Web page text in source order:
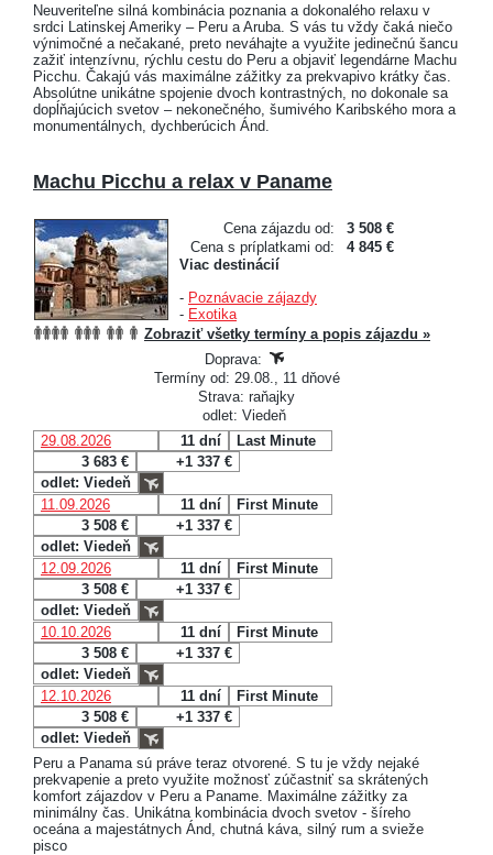
Neuveriteľne silná kombinácia poznania a dokonalého relaxu v
srdci Latinskej Ameriky – Peru a Aruba. S vás tu vždy čaká niečo
výnimočné a nečakané, preto neváhajte a využite jedinečnú šancu
zažiť intenzívnu, rýchlu cestu do Peru a objaviť legendárne Machu
Picchu. Čakajú vás maximálne zážitky za prekvapivo krátky čas.
Absolútne unikátne spojenie dvoch kontrastných, no dokonale sa
dopĺňajúcich svetov – nekonečného, šumivého Karibského mora a
monumentálnych, dychberúcich Ánd.
Machu Picchu a relax v Paname
Cena zájazdu od:
3 508 €
Cena s príplatkami od:
4 845 €
Viac destinácií
- Poznávacie zájazdy
- Exotika
Zobraziť všetky termíny a popis zájazdu »
Doprava:
Termíny od: 29.08., 11 dňové
Strava: raňajky
odlet: Viedeň
29.08.2026
11 dní
Last Minute
3 683 €
+1 337 €
odlet: Viedeň
11.09.2026
11 dní
First Minute
3 508 €
+1 337 €
odlet: Viedeň
12.09.2026
11 dní
First Minute
3 508 €
+1 337 €
odlet: Viedeň
10.10.2026
11 dní
First Minute
3 508 €
+1 337 €
odlet: Viedeň
12.10.2026
11 dní
First Minute
3 508 €
+1 337 €
odlet: Viedeň
Peru a Panama sú práve teraz otvorené. S tu je vždy nejaké
prekvapenie a preto využite možnosť zúčastniť sa skrátených
komfort zájazdov v Peru a Paname. Maximálne zážitky za
minimálny čas. Unikátna kombinácia dvoch svetov - šíreho
oceána a majestátnych Ánd, chutná káva, silný rum a svieže
pisco